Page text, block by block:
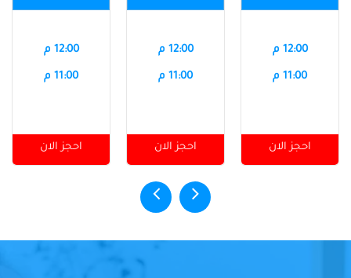
12:00 م
11:00 م
احجز الان
12:00 م
11:00 م
احجز الان
12:00 م
11:00 م
احجز الان